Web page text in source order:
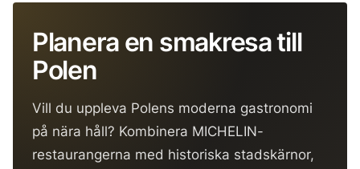
Planera en smakresa till
Polen
Vill du uppleva Polens moderna gastronomi
på nära håll? Kombinera MICHELIN-
restaurangerna med historiska stadskärnor,